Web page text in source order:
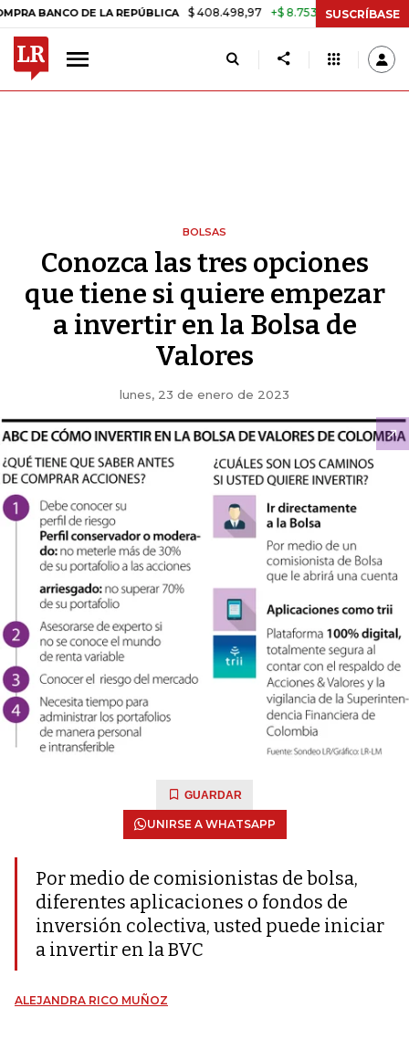
DE LA REPÚBLICA $ 408.498,97 +$ 8.753,81 +2,19% TASA
SUSCRÍBASE
BOLSAS
Conozca las tres opciones
que tiene si quiere empezar
a invertir en la Bolsa de
Valores
lunes, 23 de enero de 2023
GUARDAR
UNIRSE A WHATSAPP
Por medio de comisionistas de bolsa,
diferentes aplicaciones o fondos de
inversión colectiva, usted puede iniciar
a invertir en la BVC
ALEJANDRA RICO MUÑOZ